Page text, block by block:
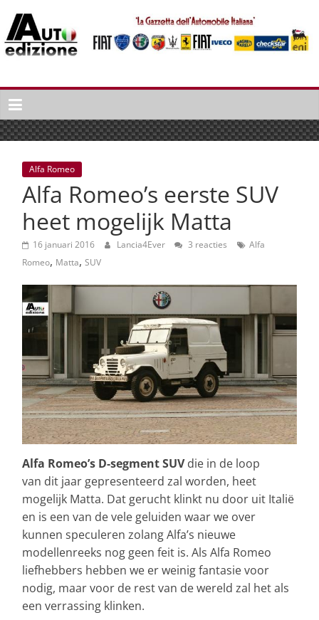
naar
inhoud
Auto
Edizione
La
Gazetta
dell'Automobile
Italiana
Italiaans
autonieuws
lifestyle
Alfa Romeo
Alfa Romeo’s eerste SUV
heet mogelijk Matta
16 januari 2016 Lancia4Ever 3 reacties
Alfa
Romeo, Matta, SUV
Alfa Romeo’s D-segment SUVdie in de loop
van dit jaar gepresenteerd zal worden, heet
mogelijk Matta. Dat gerucht klinkt nu door uit Italië
en is een van de vele geluiden waar we over
kunnen speculeren zolang Alfa’s nieuwe
modellenreeks nog geen feit is. Als Alfa Romeo
liefhebbers hebben we er weinig fantasie voor
nodig, maar voor de rest van de wereld zal het als
een verrassing klinken.